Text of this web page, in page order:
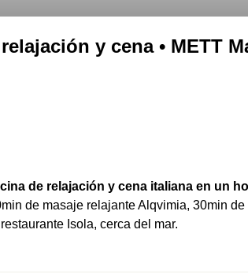
y cena • METT
de relajación y cena italiana en un
de masaje relajante Alqvimia, 30min
Isola, cerca del mar.